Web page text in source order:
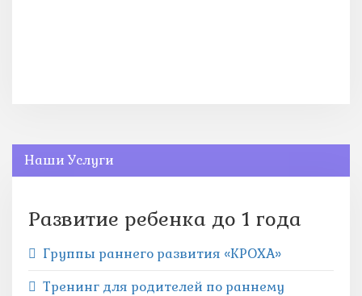
Наши Услуги
Развитие ребенка до 1 года
Группы раннего развития «КРОХА»
Тренинг для родителей по раннему